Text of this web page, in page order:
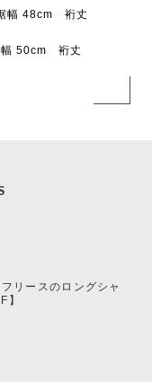
幅 48cm 裄丈
50cm 裄丈
リースのロングシャ
】